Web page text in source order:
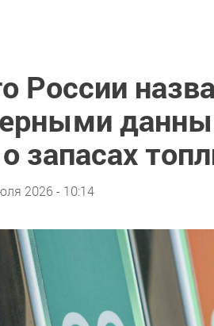
России
запасах
2026 - 10:14